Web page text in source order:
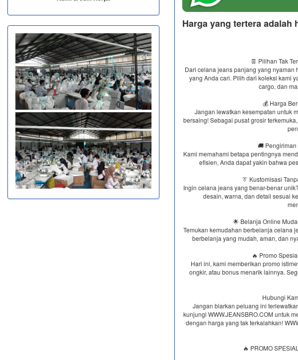
Harga yang tertera adalah
👖 Pilihan Tak
Dari celana jeans panjang yang
yang Anda cari. Pilih dari koleksi kami
cargo, dan
💰 Harga
Jangan lewatkan kesempatan untuk
bersaing! Sebagai pusat grosir
🚚
Kami memahami betapa pentingnya
efisien, Anda dapat yakin bahwa
👔 Kustomisasi
Ingin celana jeans yang benar-benar
desain, warna, dan detail sesuai
🌟 Belanja Online
Temukan kemudahan berbelanja celana
berbelanja yang mudah, aman, dan
🔥 Promo
Hari ini, kami memberikan promo
ongkir, atau bonus menarik lainnya.
Hubungi
Jangan biarkan peluang ini
kunjungi WWW.JEANSBRO.COM untuk
dengan harga yang tak terkalahkan!
🔥 PROMO